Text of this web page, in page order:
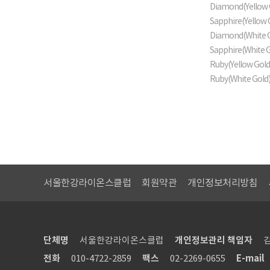
Diamond(Yellow
Sapphire(Yellow
Diamond(White
Sapphire(White
Ruby(Yellow
Ruby(White
서울한강라이온스클럽 회원약관 개인정보처리방침
단체명 서울한강라이온스클럽 개인정보관리 책임자
전화
010-4722-2859 팩스 02-2269-0655 E-mail